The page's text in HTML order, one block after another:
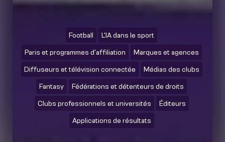
Football L'IA dans le sport
Paris et programmes d'affiliation Marques et agences
Diffuseurs et télévision connectée Médias des clubs
Fantasy Fédérations et détenteurs de droits
Clubs professionnels et universités Éditeurs
Applications de résultats